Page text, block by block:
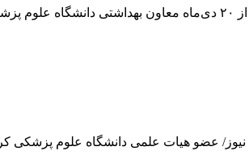
معاون بهداشتی دانشگاه علوم پزشکی کرمان خبر داد؛ آغاز اجرای طرح واکسیناسیون تکمیلی فلج
بانوان و افراد ۵۵ سال شایع‌ترست کرمان- مهرکریمان نیوز/ عضو هیات